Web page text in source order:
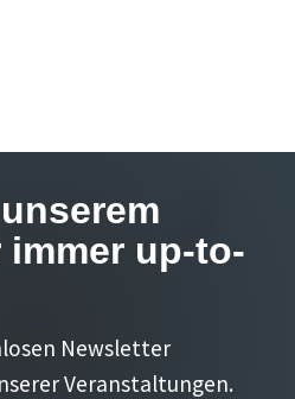
immer up-to-
Newsletter
Veranstaltungen.